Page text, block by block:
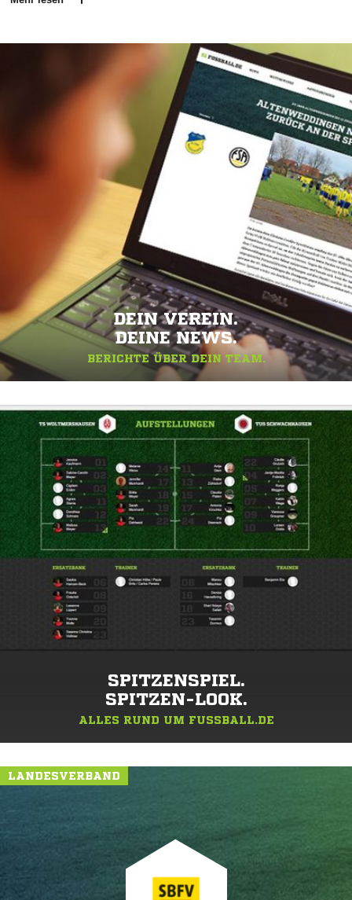
DEIN VEREIN.
DEINE NEWS.
BERICHTE ÜBER DEIN TEAM.
SPITZENSPIEL.
SPITZEN-LOOK.
ALLES RUND UM FUSSBALL.DE
LANDESVERBAND